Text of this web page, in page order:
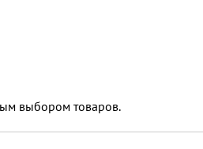
выбором товаров.